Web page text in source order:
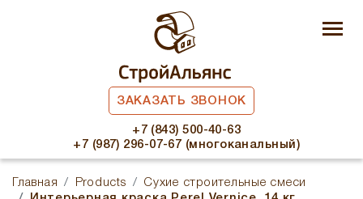
ЗАКАЗАТЬ ЗВОНОК
+7 (843) 500-40-63
+7 (987) 296-07-67 (многоканальный)
Главная Products
Сухие строительные смеси